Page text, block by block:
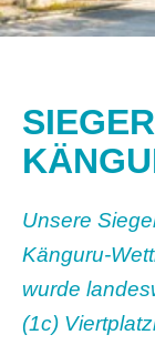
Unsere
Känguru-
wurde
(1c)